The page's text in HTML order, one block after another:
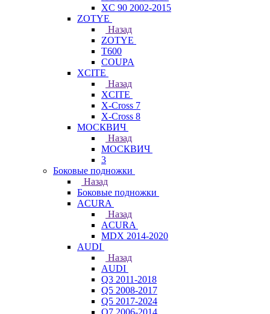
XC 90 2002-2015
ZOTYE
Назад
ZOTYE
T600
COUPA
XCITE
Назад
XCITE
X-Cross 7
X-Cross 8
МОСКВИЧ
Назад
МОСКВИЧ
3
Боковые подножки
Назад
Боковые подножки
ACURA
Назад
ACURA
MDX 2014-2020
AUDI
Назад
AUDI
Q3 2011-2018
Q5 2008-2017
Q5 2017-2024
Q7 2006-2014